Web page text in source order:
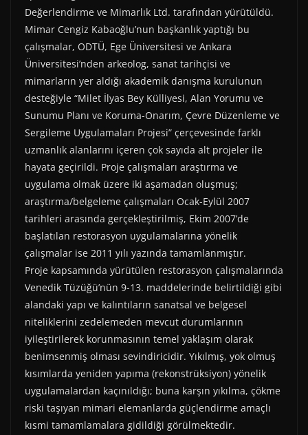
Değerlendirme ve Mimarlık Ltd. tarafından yürütüldü.
Mimar Cengiz Kabaoğlu’nun başkanlık yaptığı bu
çalışmalar, ODTÜ, Ege Üniversitesi ve Ankara
Üniversitesi’nden arkeolog, sanat tarihçisi ve
mimarların yer aldığı akademik danışma kurulunun
desteğiyle “Milet İlyas Bey Külliyesi, Alan Yorumu ve
Sunumu Planı ve Koruma-Onarım, Çevre Düzenleme ve
Sergileme Uygulamaları Projesi” çerçevesinde farklı
uzmanlık alanlarını içeren çok sayıda alt projeler ile
hayata geçirildi. Proje çalışmaları araştırma ve
uygulama olmak üzere iki aşamadan oluşmuş;
araştırma/belgeleme çalışmaları Ocak-Eylül 2007
tarihleri arasında gerçekleştirilmiş, Ekim 2007’de
başlatılan restorasyon uygulamalarına yönelik
çalışmalar ise 2011 yılı yazında tamamlanmıştır.
Proje kapsamında yürütülen restorasyon çalışmalarında
Venedik Tüzüğü’nün 9-13. maddelerinde belirtildiği gibi
alandaki yapı ve kalıntıların sanatsal ve belgesel
niteliklerini zedelemeden mevcut durumlarının
iyileştirilerek korunmasının temel yaklaşım olarak
benimsenmiş olması sevindiricidir. Yıkılmış, yok olmuş
kısımlarda yeniden yapıma (rekonstrüksiyon) yönelik
uygulamalardan kaçınıldığı; buna karşın yıkılma, çökme
riski taşıyan mimari elemanlarda güçlendirme amaçlı
kısmi tamamlamalara gidildiği görülmektedir.